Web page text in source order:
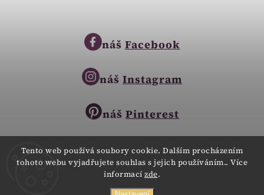
Tento web používá soubory cookie. Dalším procházením
tohoto webu vyjadřujete souhlas s jejich používáním.. Více
informací zde.
obchod@zlatnictvi-zlaticko.cz
náš Facebook
náš Instagram
náš Pinterest
Copyright © 2023